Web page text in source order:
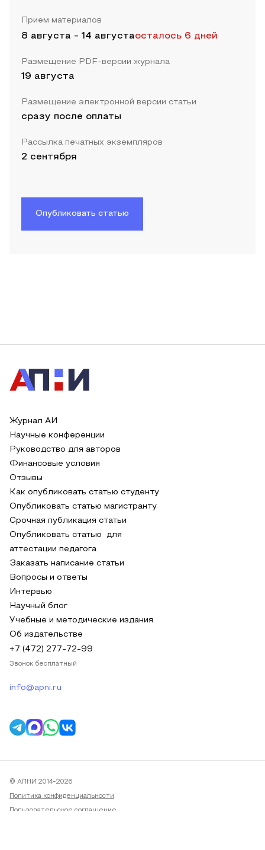
Прием материалов
8 августа - 14 августаосталось 6 дней
Размещение PDF-версии журнала
19 августа
Размещение электронной версии статьи
сразу после оплаты
Рассылка печатных экземпляров
2 сентября
Опубликовать статью
Журнал АИ
Научные конференции
Руководство для авторов
Финансовые условия
Отзывы
Как опубликовать статью студенту
Опубликовать статью магистранту
Срочная публикация статьи
Опубликовать статью для
аттестации педагога
Заказать написание статьи
Вопросы и ответы
Интервью
Научный блог
Учебные и методические издания
Об издательстве
+7 (472) 277-72-99
Звонок бесплатный
info@apni.ru
© АПНИ 2014-2026
Политика конфиденциальности
Пользовательское соглашение